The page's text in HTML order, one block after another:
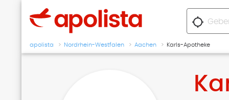
location_searching
apolista Nordrhein-Westfalen Aachen Karls-Apotheke